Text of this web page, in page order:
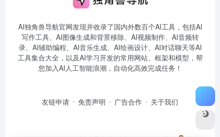
AI独角兽导航官网发现并收录了国内外数百个AI工具，包括AI
写作工具、AI图像生成和背景移除、AI视频制作、AI音频转
录、AI辅助编程、AI音乐生成、AI绘画设计、AI对话聊天等AI
工具集合大全，以及AI学习开发的常用网站、框架和模型，帮
您加入AI人工智能浪潮，自动化高效完成任务！
友链申请 免责声明 广告合作 关于我们